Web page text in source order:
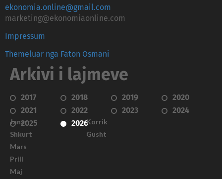
ekonomia.online@gmail.com
marketing@ekonomiaonline.com
Impressum
Themeluar nga Faton Osmani
Arkivi i lajmeve
2017 2018 2019
2020
2021
2022 2023
2024
2025
2026
Janar
Shkurt
Mars
Prill
Maj
Korrik
Gusht